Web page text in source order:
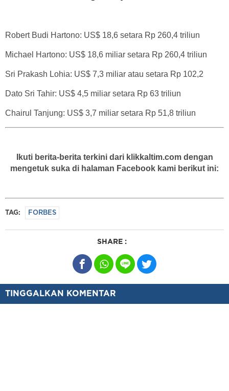
Robert Budi Hartono: US$ 18,6 setara Rp 260,4 triliun
Michael Hartono: US$ 18,6 miliar setara Rp 260,4 triliun
Sri Prakash Lohia: US$ 7,3 miliar atau setara Rp 102,2
Dato Sri Tahir: US$ 4,5 miliar setara Rp 63 triliun
Chairul Tanjung: US$ 3,7 miliar setara Rp 51,8 triliun
Ikuti berita-berita terkini dari klikkaltim.com dengan
mengetuk suka di halaman Facebook kami berikut ini:
TAG: FORBES
SHARE :
TINGGALKAN KOMENTAR